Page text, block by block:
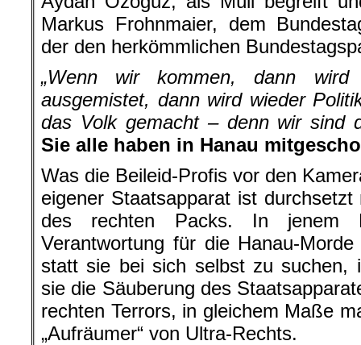
Markus Frohnmaier, dem
der den herkömmlichen
„Wenn wir kommen, dann wird
ausgemistet, dann wird wieder
das Volk gemacht – denn wir sind
Sie alle haben in Hanau
Was die Beileid-Profis vor den
eigener Staatsapparat ist
des rechten Packs. In jenem
Verantwortung für die Hanau-
statt sie bei sich selbst zu suchen,
sie die Säuberung des
rechten Terrors, in gleichem Maße
„Aufräumer“ von Ultra-Rechts.